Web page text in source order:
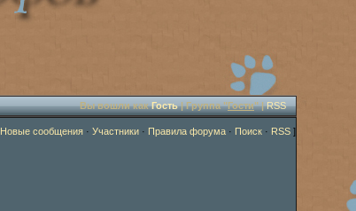
Вы вошли какГость| Группа "Гости" |RSS
Новые сообщения · Участники · Правила форума · Поиск · RSS ]